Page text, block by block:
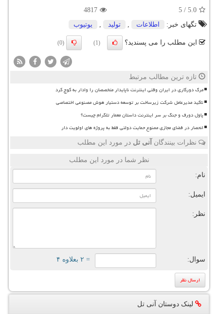
5.0
/
5
4817
تگهای خبر:
اطلاعات , تولید , یوتیوب
این مطلب را می پسندید؟ (1)
(0)
تازه ترین مطالب مرتبط
مرگ دورکاری در ایران وقتی اینترنت ناپایدار متخصصان را وادار به کوچ کرد
تاکید مدیرعامل شرکت زیرساخت بر توسعه دستیار هوش مصنوعی اختصاصی
پاول دورف و جنگ بر سر اینترنت داستان معمار تلگرام چیست؟
انحصار در فضای مجازی ممنوع حمایت دولتی فقط به پروژه های اولویت دار
نظرات بینندگان آنی تل در مورد این مطلب
نظر شما در مورد این مطلب
نام:
ایمیل:
نظر:
سوال: = ۲ بعلاوه ۴
لینک دوستان آنی تل